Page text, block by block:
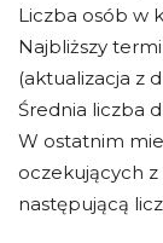
Liczba osób w
Najbliższy
(aktualizacja z
Średnia liczba
W ostatnim
oczekujących
następującą